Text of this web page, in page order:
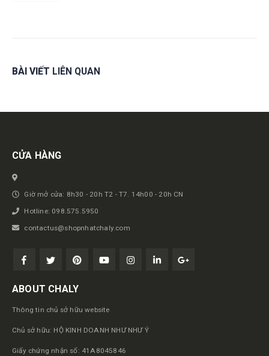
BÀI VIẾT LIÊN QUAN
Get in touch
CỬA HÀNG
Giờ mở cửa: 8h30 - 20h T2 - T7. 14h00 - 20h CN
Hotline: 098.575.5950
contactus@shopnhatchaly.com
ABOUT CHALY
Thông tin chủ sở hữu website
Chủ sở hữu: HỘ KINH DOANH NHƯ NHƯ Ý
Giấy chứng nhận số: 41A8045846